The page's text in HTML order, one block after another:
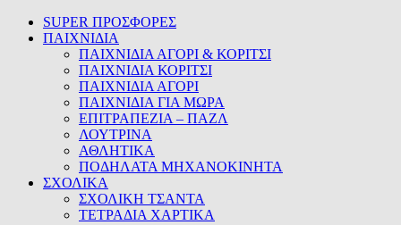
SUPER ΠΡΟΣΦΟΡΕΣ
ΠΑΙΧΝΙΔΙΑ
ΠΑΙΧΝΙΔΙΑ ΑΓΟΡΙ & ΚΟΡΙΤΣΙ
ΠΑΙΧΝΙΔΙΑ ΚΟΡΙΤΣΙ
ΠΑΙΧΝΙΔΙΑ ΑΓΟΡΙ
ΠΑΙΧΝΙΔΙΑ ΓΙΑ ΜΩΡΑ
ΕΠΙΤΡΑΠΕΖΙΑ – ΠΑΖΛ
ΛΟΥΤΡΙΝΑ
ΑΘΛΗΤΙΚΑ
ΠΟΔΗΛΑΤΑ ΜΗΧΑΝΟΚΙΝΗΤΑ
ΣΧΟΛΙΚΑ
ΣΧΟΛΙΚΗ ΤΣΑΝΤΑ
ΤΕΤΡΑΔΙΑ ΧΑΡΤΙΚΑ